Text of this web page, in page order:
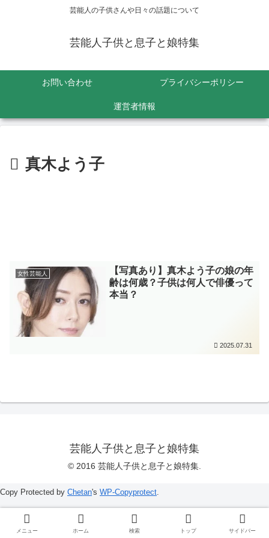
芸能人の子供さんや日々の話題について
芸能人子供と息子と娘特集
お問い合わせ プライバシーポリシー
運営者情報
真木よう子
女性芸能人
【写真あり】真木よう子の娘の年
齢は何歳？子供は何人で俳優って
本当？
2025.07.31
芸能人子供と息子と娘特集
© 2016 芸能人子供と息子と娘特集.
メニュー ホーム 検索 トップ サイドバー
Copy Protected by Chetan's WP-Copyprotect